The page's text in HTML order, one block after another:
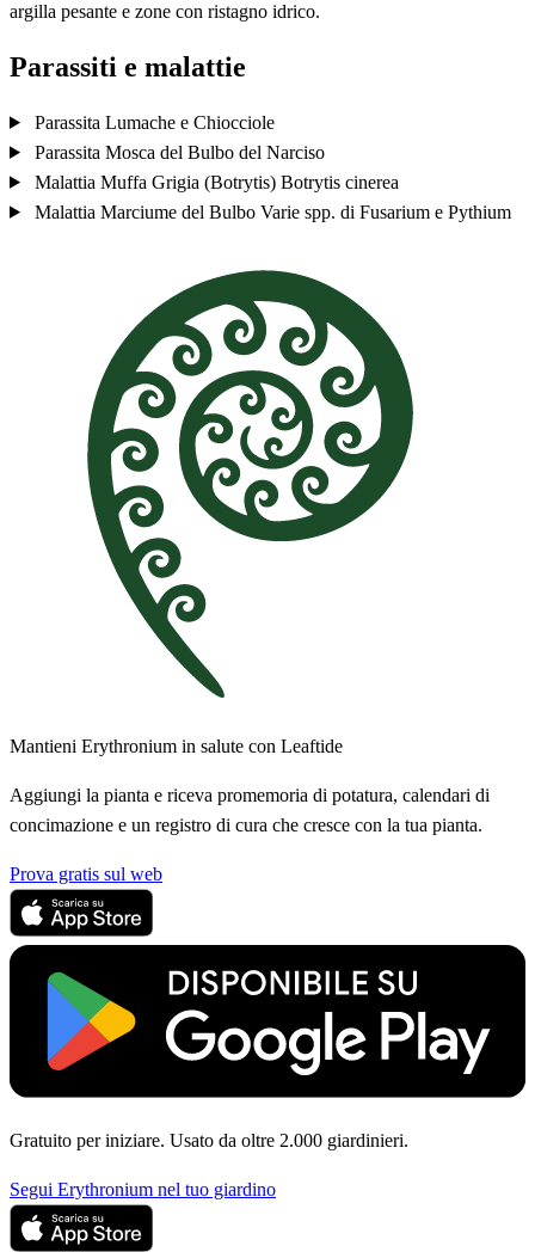
argilla pesante e zone con ristagno idrico.
Parassiti e malattie
Parassita Lumache e Chiocciole
Parassita Mosca del Bulbo del Narciso
Malattia Muffa Grigia (Botrytis) Botrytis cinerea
Malattia Marciume del Bulbo Varie spp. di Fusarium e Pythium
Mantieni Erythronium in salute con Leaftide
Aggiungi la pianta e riceva promemoria di potatura, calendari di
concimazione e un registro di cura che cresce con la tua pianta.
Prova gratis sul web
Gratuito per iniziare. Usato da oltre 2.000 giardinieri.
Segui Erythronium nel tuo giardino